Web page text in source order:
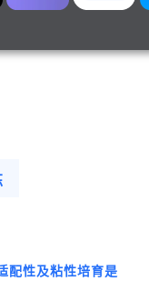
配性及粘性培育是